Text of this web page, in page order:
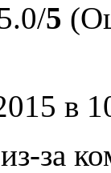
5
в
за